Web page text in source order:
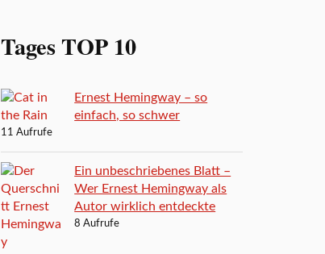
Tages TOP 10
Ernest Hemingway – so
einfach, so schwer
11 Aufrufe
Ein unbeschriebenes Blatt –
Wer Ernest Hemingway als
Autor wirklich entdeckte
8 Aufrufe